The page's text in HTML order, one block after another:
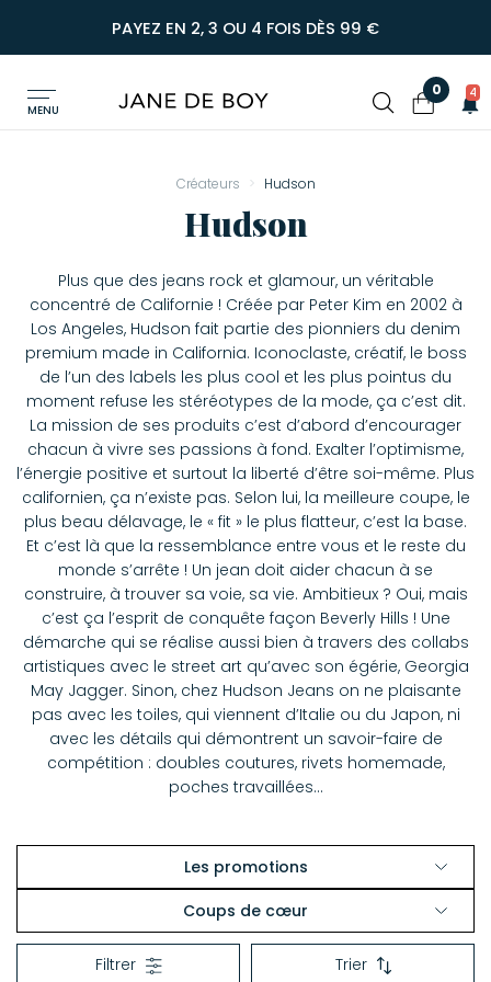
PAYEZ EN 2, 3 OU 4 FOIS DÈS 99 €
MENU
0 4
Créateurs Hudson
Hudson
Plus que des jeans rock et glamour, un véritable
concentré de Californie ! Créée par Peter Kim en 2002 à
Los Angeles, Hudson fait partie des pionniers du denim
premium made in California. Iconoclaste, créatif, le boss
de l’un des labels les plus cool et les plus pointus du
moment refuse les stéréotypes de la mode, ça c’est dit.
La mission de ses produits c’est d’abord d’encourager
chacun à vivre ses passions à fond. Exalter l’optimisme,
l’énergie positive et surtout la liberté d’être soi-même. Plus
californien, ça n’existe pas. Selon lui, la meilleure coupe, le
plus beau délavage, le « fit » le plus flatteur, c’est la base.
Et c’est là que la ressemblance entre vous et le reste du
monde s’arrête ! Un jean doit aider chacun à se
construire, à trouver sa voie, sa vie. Ambitieux ? Oui, mais
c’est ça l’esprit de conquête façon Beverly Hills ! Une
démarche qui se réalise aussi bien à travers des collabs
artistiques avec le street art qu’avec son égérie, Georgia
May Jagger. Sinon, chez Hudson Jeans on ne plaisante
pas avec les toiles, qui viennent d’Italie ou du Japon, ni
avec les détails qui démontrent un savoir-faire de
compétition : doubles coutures, rivets homemade,
poches travaillées…
Les promotions
Coups de cœur
Alix of Bohemia
Filtrer Trier